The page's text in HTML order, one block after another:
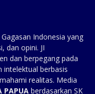
Indonesia yang
dan opini. JI
dan berpegang pada
intelektual berbasis
realitas. Media
PAPUA berdasarkan SK